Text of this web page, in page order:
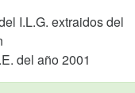
I.L.G. extraidos del
del año 2001